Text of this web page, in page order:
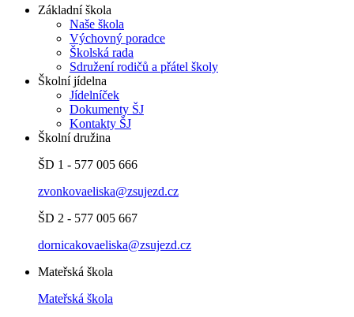
Základní škola
Naše škola
Výchovný poradce
Školská rada
Sdružení rodičů a přátel školy
Školní jídelna
Jídelníček
Dokumenty ŠJ
Kontakty ŠJ
Školní družina
ŠD 1 - 577 005 666
zvonkovaeliska@zsujezd.cz
ŠD 2 - 577 005 667
dornicakovaeliska@zsujezd.cz
Mateřská škola
Mateřská škola